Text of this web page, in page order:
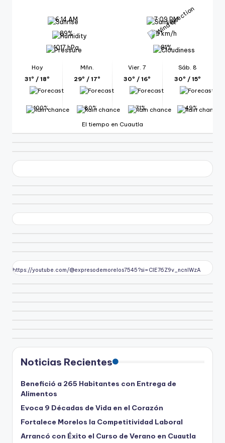
6:14 AM
7:09 PM
89%
6 km/h
1017 hPa
81%
Hoy
31º / 18º
100%
Mñn.
29º / 17º
80%
Vier. 7
30º / 16º
71%
Sáb. 8
30º / 15º
49%
El tiempo en Cuautla
https://youtube.com/@expresodemorelos7545?si=CIE76Z9v_ncnlWzA
Noticias Recientes
Benefició a 265 Habitantes con Entrega de
Alimentos
Evoca 9 Décadas de Vida en el Corazón
Fortalece Morelos la Competitividad Laboral
Arrancó con Éxito el Curso de Verano en Cuautla